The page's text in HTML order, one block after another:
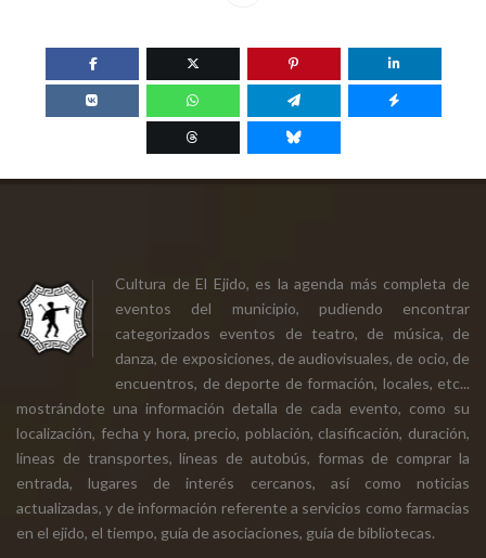
Cultura de El Ejido, es la agenda más completa de
eventos del municipio, pudiendo encontrar
categorizados eventos de teatro, de música, de
danza, de exposiciones, de audiovisuales, de ocio, de
encuentros, de deporte de formación, locales, etc...
mostrándote una información detalla de cada evento, como su
localización, fecha y hora, precio, población, clasificación, duración,
líneas de transportes, líneas de autobús, formas de comprar la
entrada, lugares de interés cercanos, así como noticias
actualizadas, y de información referente a servicios como farmacias
en el ejido, el tiempo, guía de asociaciones, guía de bibliotecas.